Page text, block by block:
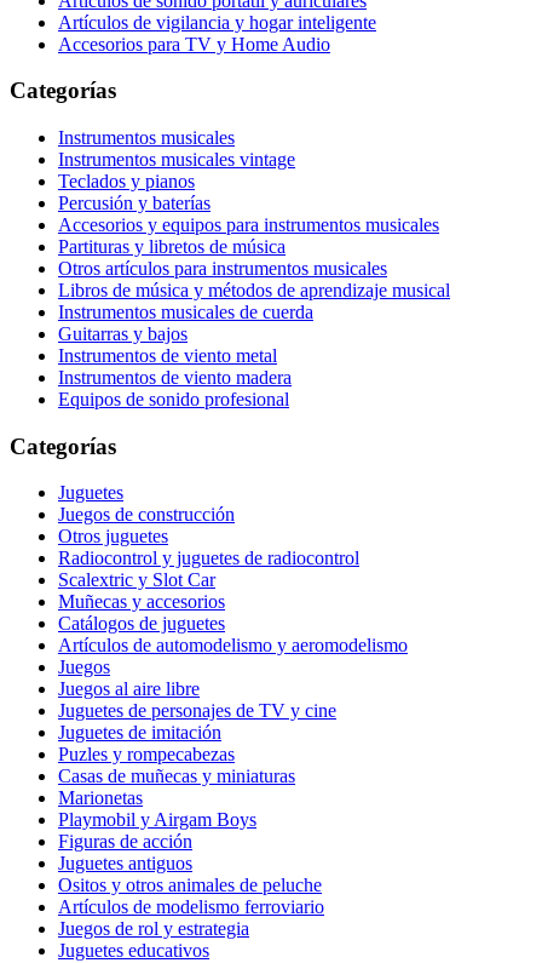
Artículos de vigilancia y hogar inteligente
Accesorios para TV y Home Audio
Categorías
Instrumentos musicales
Instrumentos musicales vintage
Teclados y pianos
Percusión y baterías
Accesorios y equipos para instrumentos musicales
Partituras y libretos de música
Otros artículos para instrumentos musicales
Libros de música y métodos de aprendizaje musical
Instrumentos musicales de cuerda
Guitarras y bajos
Instrumentos de viento metal
Instrumentos de viento madera
Equipos de sonido profesional
Categorías
Juguetes
Juegos de construcción
Otros juguetes
Radiocontrol y juguetes de radiocontrol
Scalextric y Slot Car
Muñecas y accesorios
Catálogos de juguetes
Artículos de automodelismo y aeromodelismo
Juegos
Juegos al aire libre
Juguetes de personajes de TV y cine
Juguetes de imitación
Puzles y rompecabezas
Casas de muñecas y miniaturas
Marionetas
Playmobil y Airgam Boys
Figuras de acción
Juguetes antiguos
Ositos y otros animales de peluche
Artículos de modelismo ferroviario
Juegos de rol y estrategia
Juguetes educativos